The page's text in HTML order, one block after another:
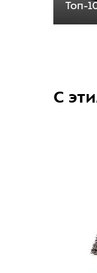
Топ-
С